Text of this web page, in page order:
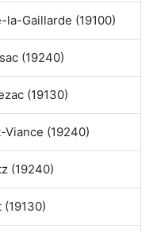
Gaillarde (19100)
(19240)
(19130)
(19240)
(19240)